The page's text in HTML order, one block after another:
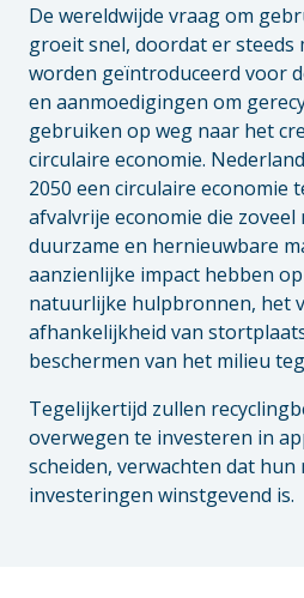
De wereldwijde vraag om
groeit snel, doordat er steeds
worden geïntroduceerd voor
en aanmoedigingen om
gebruiken op weg naar het
circulaire economie.
2050 een circulaire economie
afvalvrije economie die
duurzame en hernieuwbare
aanzienlijke impact hebben
natuurlijke hulpbronnen, het
afhankelijkheid van
beschermen van het milieu
Tegelijkertijd zullen
overwegen te investeren in
scheiden, verwachten dat hun
investeringen winstgevend is.